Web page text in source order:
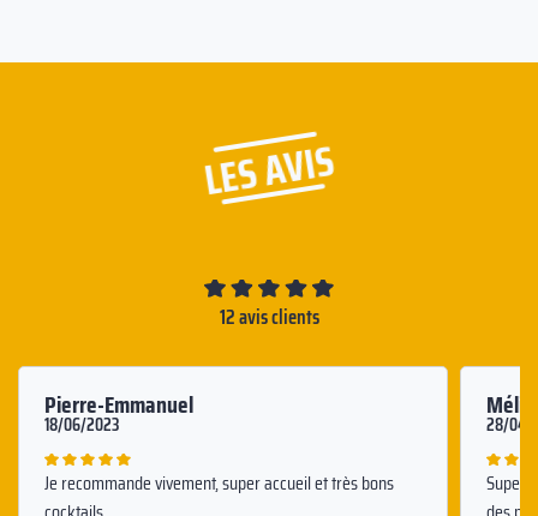
LES AVIS
12 avis clients
Pierre-Emmanuel
18/06/2023
Je recommande vivement, super accueil et très bons
28/04/
Super